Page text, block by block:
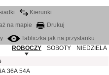
Kierunki
na mapie
Drukuj
Tabliczka jak na przystanku
ROBOCZY
SOBOTY
NIEDZIELA
36A 54A